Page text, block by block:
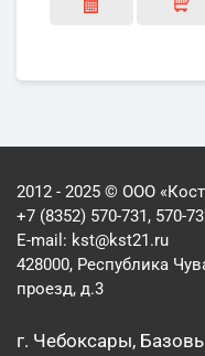
2012 - 2025 © ООО
+7 (8352) 570-731, 570-
E-mail: kst@kst21.ru
428000, Республика
проезд, д.3
г. Чебоксары,